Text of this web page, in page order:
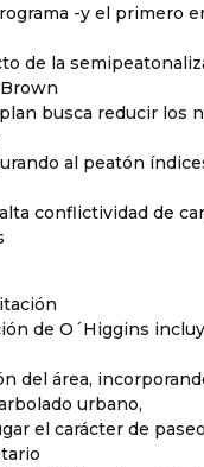
-y el primero
de la
busca reducir los
al peatón
conflictividad de
de O´Higgins
del área,
urbano,
el carácter de